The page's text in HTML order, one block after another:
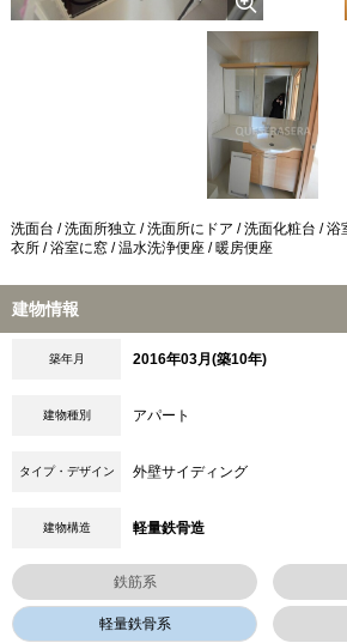
洗面台 / 洗面所独立 / 洗面所にドア / 洗面化粧台 /
衣所 / 浴室に窓 / 温水洗浄便座 / 暖房便座
建物情報
築年月 2016年03月(築10年)
建物種別 アパート
タイプ・デザイン 外壁サイディング
建物構造 軽量鉄骨造
鉄筋系
軽量鉄骨系